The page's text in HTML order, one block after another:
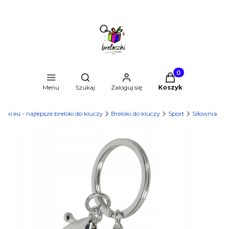
Menu
Otwórz wyszukiwarkę
Szukaj Zaloguj się
Produkty w
Koszyk
- najlepsze breloki do kluczy Breloki do kluczy Sport Siłownia